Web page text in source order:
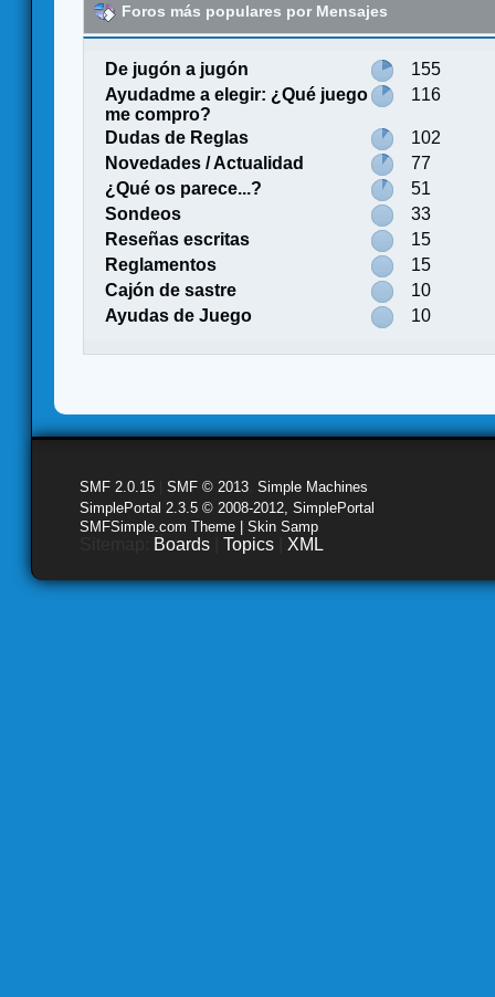
Foros más populares por Mensajes
De jugón a jugón
155
Ayudadme a elegir: ¿Qué juego
me compro?
116
Dudas de Reglas
102
Novedades / Actualidad
77
¿Qué os parece...?
51
Sondeos
33
Reseñas escritas
15
Reglamentos
15
Cajón de sastre
10
Ayudas de Juego
10
SMF 2.0.15 SMF © 2013 Simple Machines
SimplePortal 2.3.5 © 2008-2012, SimplePortal
SMFSimple.com Theme | Skin Samp
Boards Topics XML